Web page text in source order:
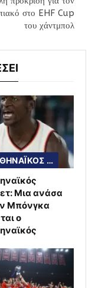
στο EHF Cup
του χάντμπολ
ΠΑΝΑΘΗΝΑΪΚΟΣ ΜΠΑΣΚΕΤ
Μια ανάσα
Μπόνγκα
ο